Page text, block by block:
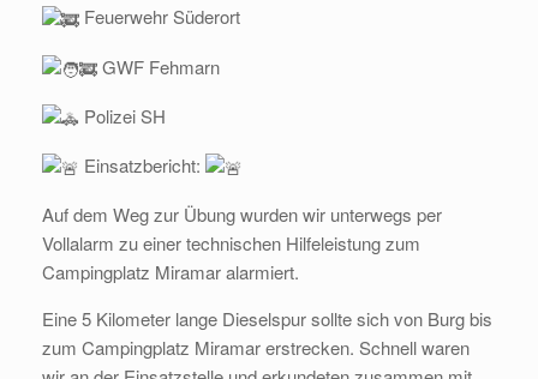
Feuerwehr Süderort
GWF Fehmarn
Polizei SH
Einsatzbericht:
Auf dem Weg zur Übung wurden wir unterwegs per
Vollalarm zu einer technischen Hilfeleistung zum
Campingplatz Miramar alarmiert.
Eine 5 Kilometer lange Dieselspur sollte sich von Burg bis
zum Campingplatz Miramar erstrecken. Schnell waren